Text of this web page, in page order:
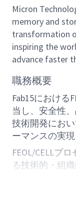
Micron
memory and
transformation
inspiring the
advance faster
職務概要
Fab15における
当し、安全性
技術開発にお
ーマンスの実
FEOL/CELLプ
る技術的・組
ロセス能力向
および次世代